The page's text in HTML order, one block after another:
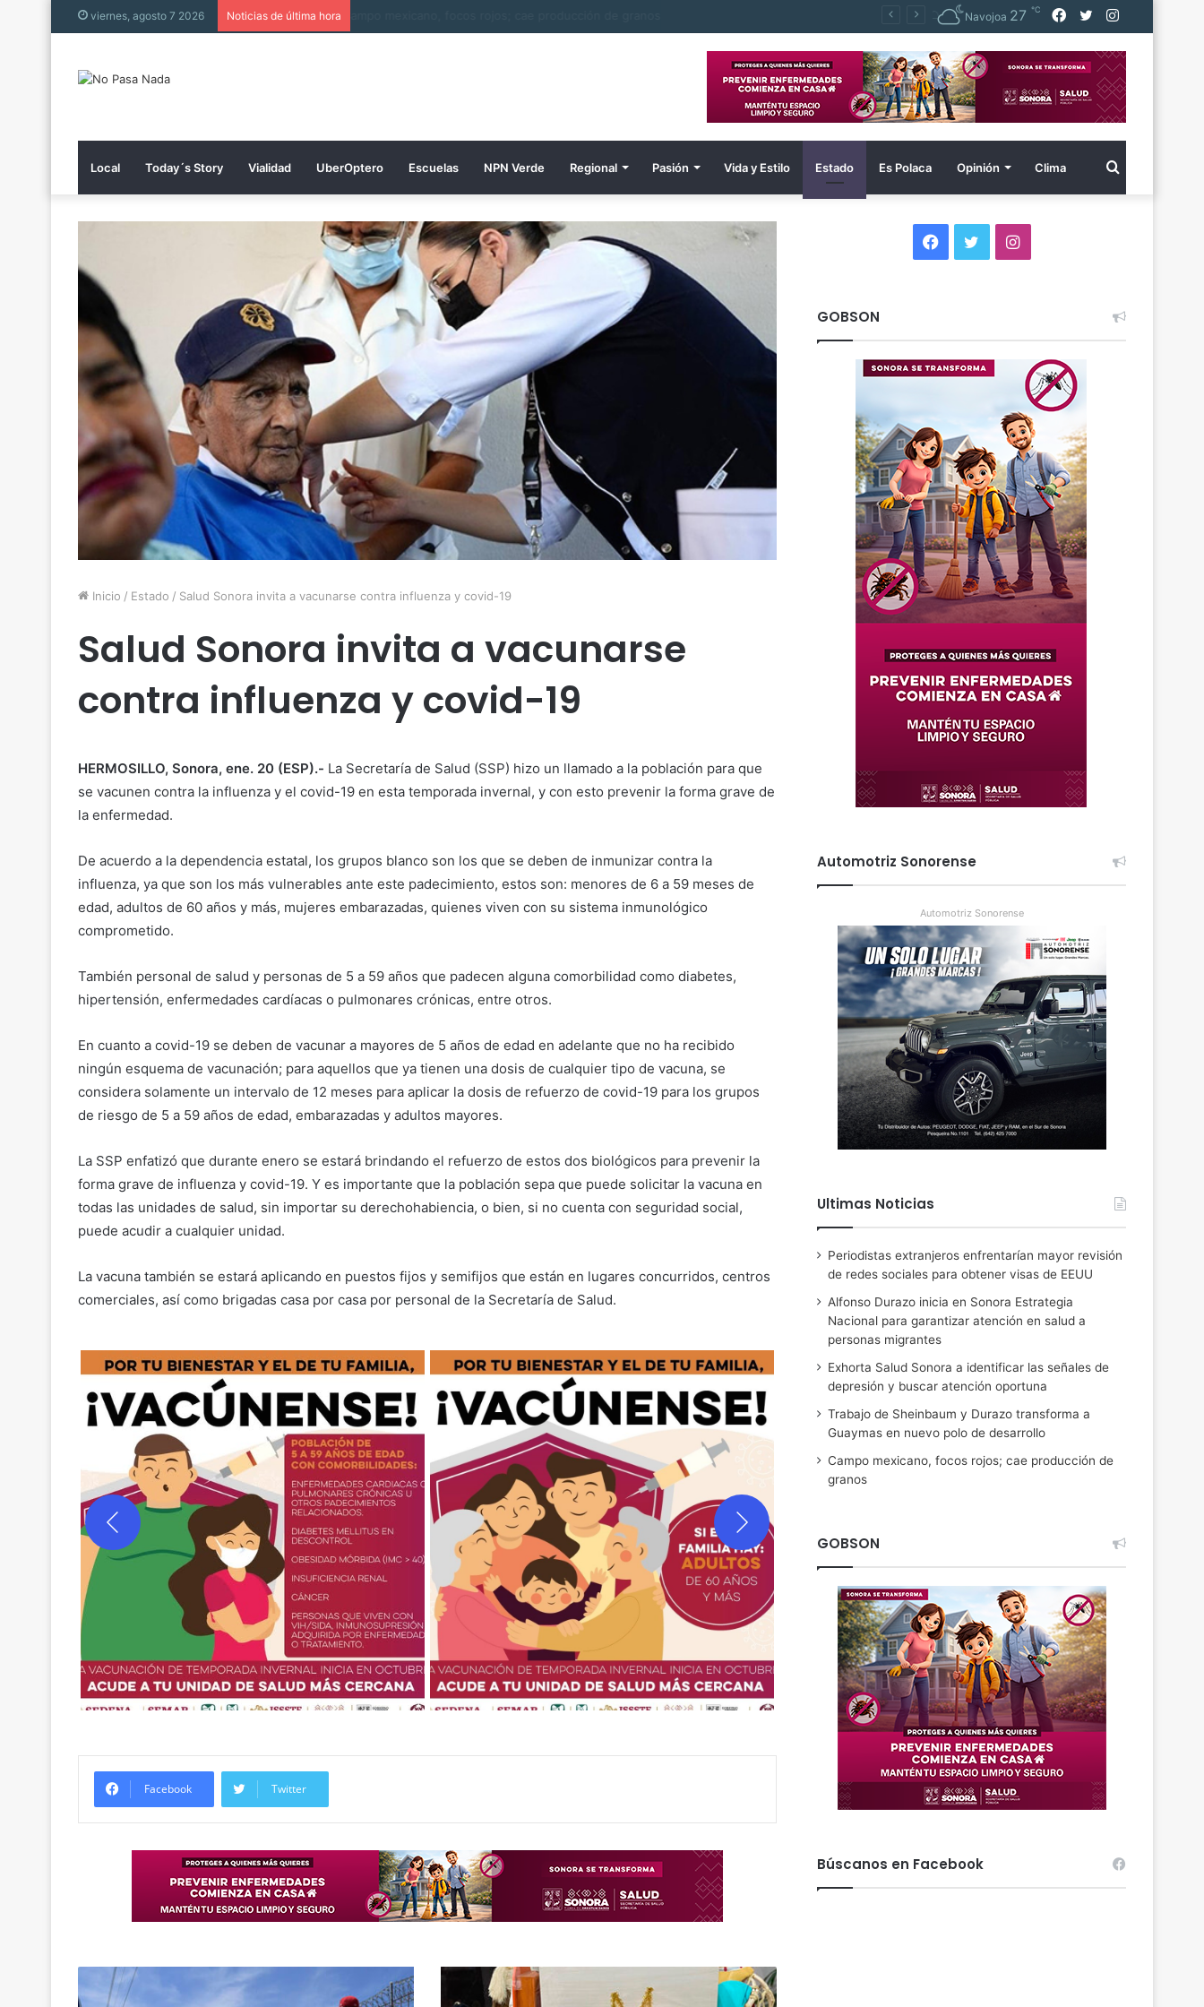
viernes, agosto 7 2026 Noticias de última hora Instagram
Twitter
Facebook
Navojoa 27 ℃
Local Today´s Story Vialidad UberOptero Escuelas NPN Verde Regional Pasión Vida y Estilo Estado Es Polaca Opinión Clima Buscar
Inicio / Estado / Salud Sonora invita a vacunarse contra influenza y covid-19
Salud Sonora invita a vacunarse
contra influenza y covid-19
HERMOSILLO, Sonora, ene. 20 (ESP).- La Secretaría de Salud (SSP) hizo un llamado a la población para que
se vacunen contra la influenza y el covid-19 en esta temporada invernal, y con esto prevenir la forma grave de
la enfermedad.
De acuerdo a la dependencia estatal, los grupos blanco son los que se deben de inmunizar contra la
influenza, ya que son los más vulnerables ante este padecimiento, estos son: menores de 6 a 59 meses de
edad, adultos de 60 años y más, mujeres embarazadas, quienes viven con su sistema inmunológico
comprometido.
También personal de salud y personas de 5 a 59 años que padecen alguna comorbilidad como diabetes,
hipertensión, enfermedades cardíacas o pulmonares crónicas, entre otros.
En cuanto a covid-19 se deben de vacunar a mayores de 5 años de edad en adelante que no ha recibido
ningún esquema de vacunación; para aquellos que ya tienen una dosis de cualquier tipo de vacuna, se
considera solamente un intervalo de 12 meses para aplicar la dosis de refuerzo de covid-19 para los grupos
de riesgo de 5 a 59 años de edad, embarazadas y adultos mayores.
La SSP enfatizó que durante enero se estará brindando el refuerzo de estos dos biológicos para prevenir la
forma grave de influenza y covid-19. Y es importante que la población sepa que puede solicitar la vacuna en
todas las unidades de salud, sin importar su derechohabiencia, o bien, si no cuenta con seguridad social,
puede acudir a cualquier unidad.
La vacuna también se estará aplicando en puestos fijos y semifijos que están en lugares concurridos, centros
comerciales, así como brigadas casa por casa por personal de la Secretaría de Salud.
Facebook Twitter
Facebook
TwitterInstagram
GOBSON
Automotriz Sonorense
Automotriz Sonorense
Ultimas Noticias
Periodistas extranjeros enfrentarían mayor revisión
de redes sociales para obtener visas de EEUU
Alfonso Durazo inicia en Sonora Estrategia
Nacional para garantizar atención en salud a
personas migrantes
Exhorta Salud Sonora a identificar las señales de
depresión y buscar atención oportuna
Trabajo de Sheinbaum y Durazo transforma a
Guaymas en nuevo polo de desarrollo
Campo mexicano, focos rojos; cae producción de
granos
GOBSON
Búscanos en Facebook